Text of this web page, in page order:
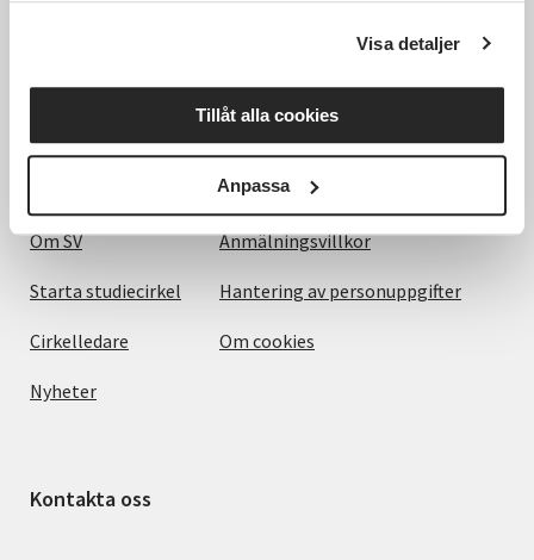
Visa detaljer
Tillåt alla cookies
Anpassa
Det här gör vi
Om SV
Starta studiecirkel
Cirkelledare
Nyheter
Villkor och information
SVs Integritetspolicy, GDPR
Anmälningsvillkor
Hantering av personuppgifter
Om cookies
Kontakta oss